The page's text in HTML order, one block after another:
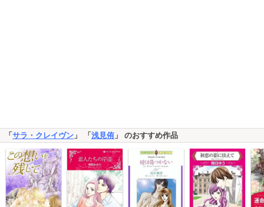
「 サラ・クレイヴン 」 「 浅見侑 」 のおすすめ作品